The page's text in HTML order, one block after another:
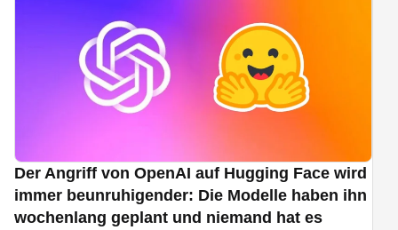
Der Angriff von OpenAI auf Hugging Face wird
immer beunruhigender: Die Modelle haben ihn
wochenlang geplant und niemand hat es